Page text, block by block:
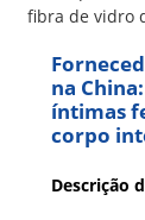
na
íntimas
corpo
Descrição